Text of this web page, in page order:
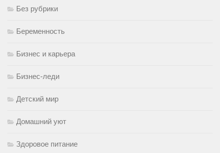
Без рубрики
Беременность
Бизнес и карьера
Бизнес-леди
Детский мир
Домашний уют
Здоровое питание